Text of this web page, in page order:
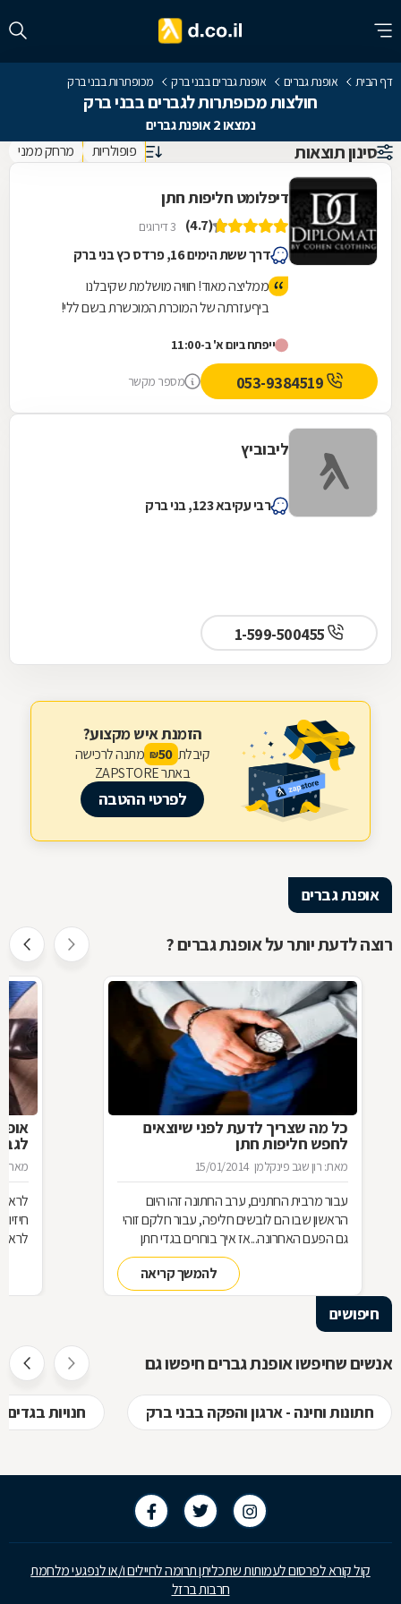
דף הבית אופנת גברים אופנת גברים בבני ברק מכופתרות בבני ברק
חולצות מכופתרות לגברים בבני ברק
נמצאו 2 אופנת גברים
סינון תוצאות פופולריות מרחק ממני
דיפלומט חליפות חתן
(4.7) 3 דירוגים
דרך ששת הימים 16, פרדס כץ בני ברק
ממליצה מאוד! חוויה מושלמת שקיבלנו
ביףעזרתה של המוכרת המוכשרת בשם ללי!
והמקצועיות! מחירים מעולים!
ייפתח ביום א' ב-11:00
מספר מקשר
ליבוביץ
רבי עקיבא 123, בני ברק
1-599-500455
הזמנת איש מקצוע?
קיבלת 50
₪ מתנה לרכישה
באתר ZAPSTORE
לפרטי ההטבה
אופנת גברים
רוצה לדעת יותר על אופנת גברים ?
כל מה שצריך לדעת לפני שיוצאים
לחפש חליפות חתן
מאת: רון שגב פינקלמן 15/01/2014
עבור מרבית החתנים, ערב החתונה זהו היום
הראשון שבו הם לובשים חליפה, עבור חלקם זוהי
גם הפעם האחרונה...אז איך בוחרים בגדי חתן
ומהם הדגשים לרכישת חליפה לחתן? כל הפרטים
להמשך קריאה
מאת:
חיפושים
אנשים שחיפשו אופנת גברים חיפשו גם
חתונות וחינה - ארגון והפקה בבני ברק חנויות
קול קורא לפרסום לעמותות שתכליתן תרומה לחיילים ו/או לנפגעי מלחמת
חרבות ברזל